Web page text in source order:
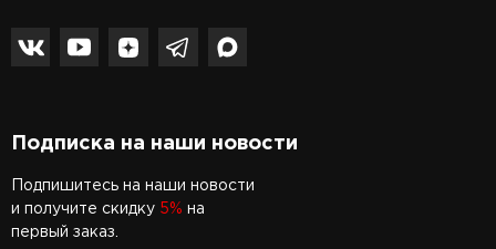
Подписка на наши новости
Подпишитесь на наши новости
и получите скидку 5% на
первый заказ.